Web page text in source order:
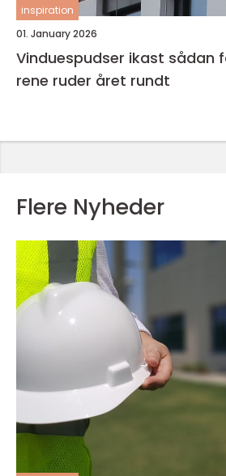
inspiration
01. January 2026
Vinduespudser ikast sådan får du skinnende
rene ruder året rundt
Flere Nyheder